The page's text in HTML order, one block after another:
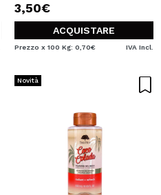
3,50€
ACQUISTARE
Prezzo x 100 Kg: 0,70€ IVA Incl.
Novità